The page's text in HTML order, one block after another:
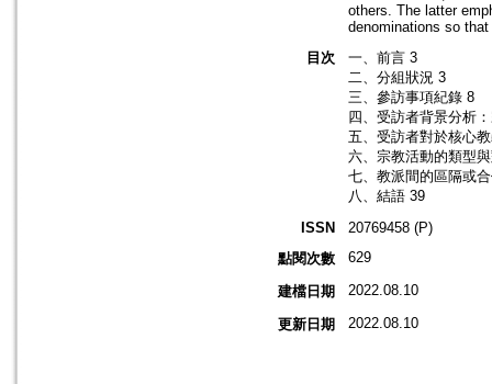
others. The latter
denominations so
目次
一、前言 3
二、分組狀況 3
三、參訪事項紀錄 8
四、受訪者背景分析
五、受訪者對於核心
六、宗教活動的類型
七、教派間的區隔或
八、結語 39
ISSN
20769458 (P)
點閱次數
629
建檔日期 2022.08.10
更新日期 2022.08.10